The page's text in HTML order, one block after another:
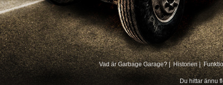
Vad är Garbage Garage? | Historien |
Du hittar ännu